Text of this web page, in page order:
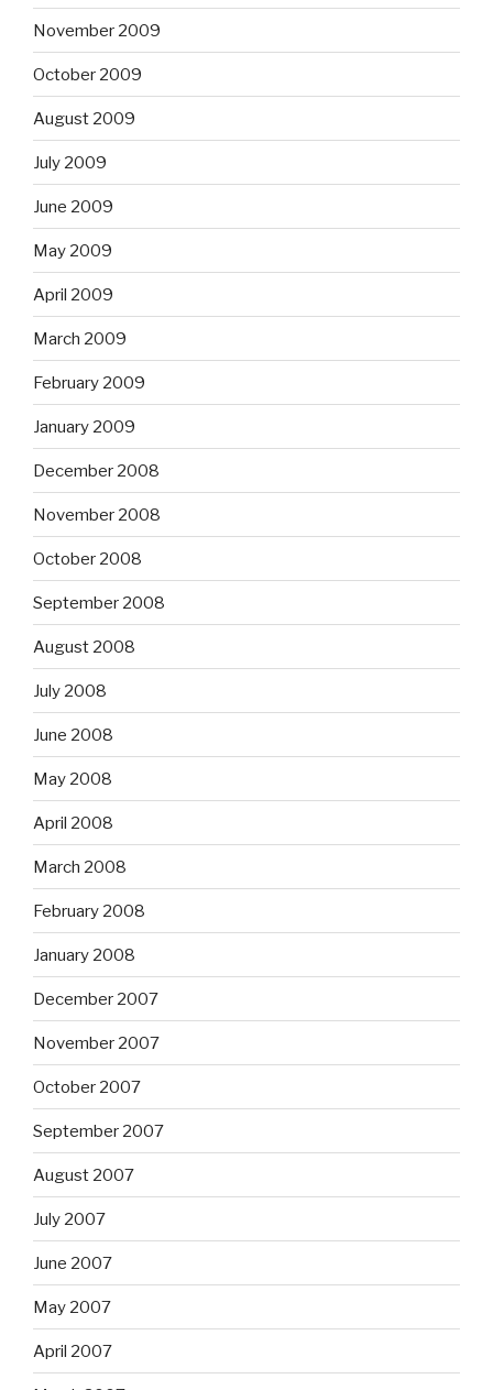
November 2009
October 2009
August 2009
July 2009
June 2009
May 2009
April 2009
March 2009
February 2009
January 2009
December 2008
November 2008
October 2008
September 2008
August 2008
July 2008
June 2008
May 2008
April 2008
March 2008
February 2008
January 2008
December 2007
November 2007
October 2007
September 2007
August 2007
July 2007
June 2007
May 2007
April 2007